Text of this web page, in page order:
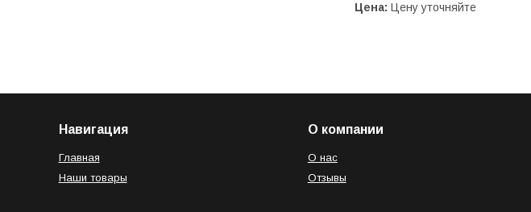
Цена: Цену уточняйте
Навигация
Главная
Наши товары
О компании
О нас
Отзывы